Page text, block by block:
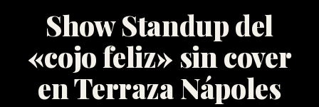
Show Standup del
«cojo feliz» sin cover
en Terraza Nápoles